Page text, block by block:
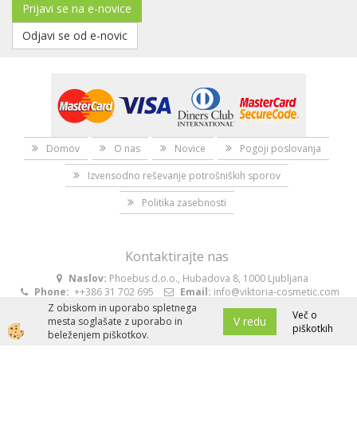
Prijavi se na e-novice
Odjavi se od e-novic
Domov O nas Novice
Pogoji poslovanja
Izvensodno reševanje potrošniških sporov
Politika zasebnosti
Kontaktirajte nas
Naslov: Phoebus d.o.o., Hubadova 8, 1000 Ljubljana
Phone: ++386 31 702 695 Email: info@viktoria-cosmetic.com
Z obiskom in uporabo spletnega
mesta soglašate z uporabo in
beleženjem piškotkov.
V redu
Več o
piškotkih